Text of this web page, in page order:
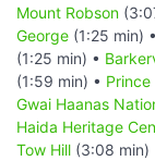
Mount Robson
George (1:25 min) •
(1:25 min) •
(1:59 min) •
Gwai Haanas
Haida Heritage
Tow Hill (3:08 min)